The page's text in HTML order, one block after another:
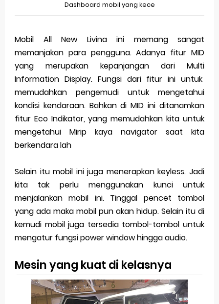
Dashboard mobil yang kece
Mobil All New Livina ini memang sangat
memanjakan para pengguna. Adanya fitur MID
yang merupakan kepanjangan dari Multi
Information Display. Fungsi dari fitur ini untuk
memudahkan pengemudi untuk mengetahui
kondisi kendaraan. Bahkan di MID ini ditanamkan
fitur Eco Indikator, yang memudahkan kita untuk
mengetahui Mirip kaya navigator saat kita
berkendara lah
Selain itu mobil ini juga menerapkan keyless. Jadi
kita tak perlu menggunakan kunci untuk
menjalankan mobil ini. Tinggal pencet tombol
yang ada maka mobil pun akan hidup. Selain itu di
kemudi mobil juga tersedia tombol-tombol untuk
mengatur fungsi power window hingga audio.
Mesin yang kuat di kelasnya